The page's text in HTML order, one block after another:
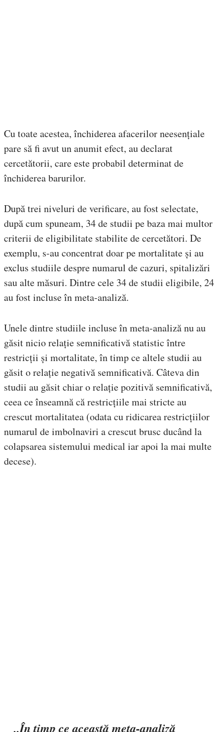
Cu toate acestea, închiderea afacerilor neesențiale
pare să fi avut un anumit efect, au declarat
cercetătorii, care este probabil determinat de
închiderea barurilor.
După trei niveluri de verificare, au fost selectate,
după cum spuneam, 34 de studii pe baza mai multor
criterii de eligibilitate stabilite de cercetători. De
exemplu, s-au concentrat doar pe mortalitate și au
exclus studiile despre numarul de cazuri, spitalizări
sau alte măsuri. Dintre cele 34 de studii eligibile, 24
au fost incluse în meta-analiză.
Unele dintre studiile incluse în meta-analiză nu au
găsit nicio relație semnificativă statistic între
restricții și mortalitate, în timp ce altele studii au
găsit o relație negativă semnificativă. Câteva din
studii au găsit chiar o relație pozitivă semnificativă,
ceea ce înseamnă că restricțiile mai stricte au
crescut mortalitatea (odata cu ridicarea restricțiilor
numarul de imbolnaviri a crescut brusc ducând la
colapsarea sistemului medical iar apoi la mai multe
decese).
„În timp ce această meta-analiză